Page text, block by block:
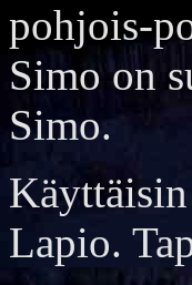
pohjois-
Simo on
Simo.
Lapio.